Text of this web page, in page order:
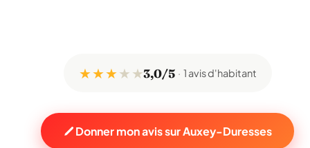
★ ★ ★★ ★3,0/5 1 avis d'habitant
Donner mon avis sur Auxey-Duresses